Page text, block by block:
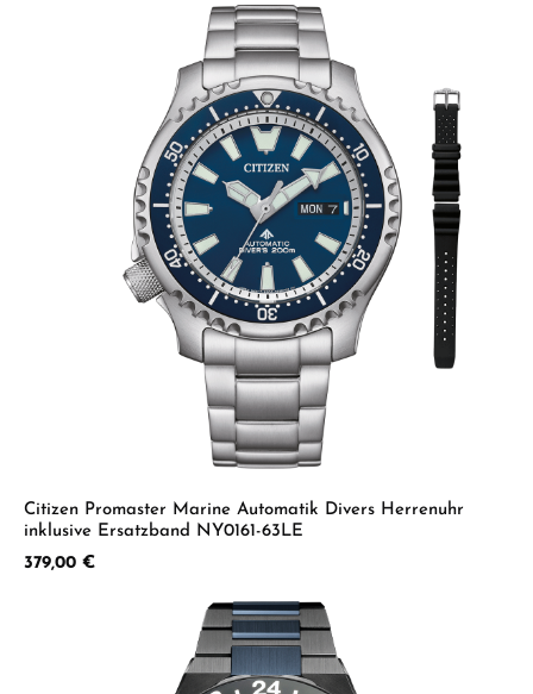
Citizen Promaster Marine Automatik Divers Herrenuhr
inklusive Ersatzband NY0161-63LE
Regulärer Preis:
379,00 €